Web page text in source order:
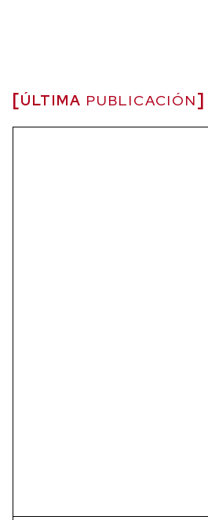
ÚLTIMA PUBLICACIÓN